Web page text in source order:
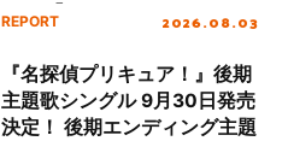
Final「NICE to meet YOU
ート!!
REPORT 2026.08.03
『名探偵プリキュア！』後期
主題歌シングル 9月30日発売
決定！ 後期エンディング主題